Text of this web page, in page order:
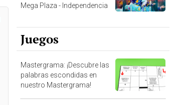
Mega Plaza - Independencia
Juegos
Mastergrama: ¡Descubre las
palabras escondidas en
nuestro Mastergrama!